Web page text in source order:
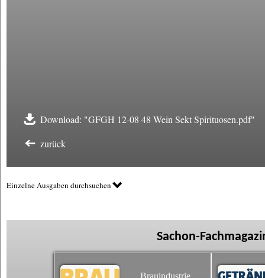
Download: "GFGH 12-08 48 Wein Sekt Spirituosen.pdf"
zurück
Einzelne Ausgaben durchsuchen
Sachon-
Brauindustrie